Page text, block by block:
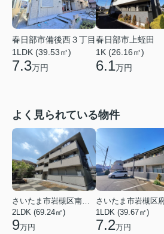
春日部市備後西３丁目
1LDK (39.53㎡)
7.3万円
春日部市上蛭田
1K (26.16㎡)
6.1万円
よく見られている物件
さいたま市岩槻区南平野４丁目
2LDK (69.24㎡)
9万円
1LDK (39.67㎡)
7.2万円